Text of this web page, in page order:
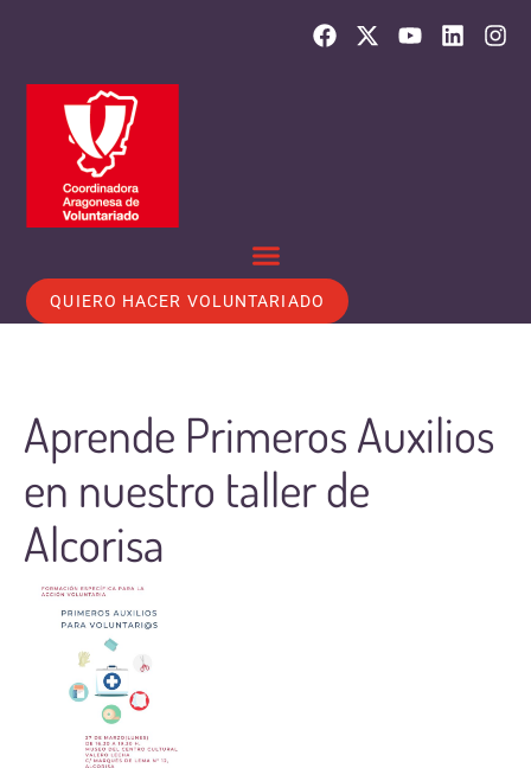
QUIERO HACER VOLUNTARIADO
Aprende Primeros Auxilios
en nuestro taller de
Alcorisa